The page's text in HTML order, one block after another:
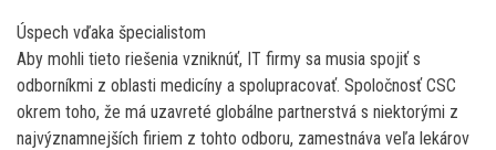
Úspech vďaka špecialistom
Aby mohli tieto riešenia vzniknúť, IT firmy sa musia spojiť s
odborníkmi z oblasti medicíny a spolupracovať. Spoločnosť CSC
okrem toho, že má uzavreté globálne partnerstvá s niektorými z
najvýznamnejších firiem z tohto odboru, zamestnáva veľa lekárov